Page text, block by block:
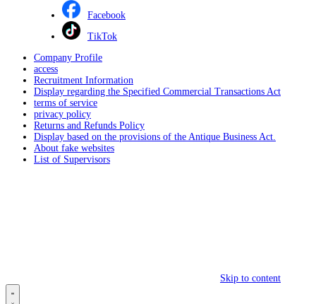
Facebook
TikTok
Company Profile
access
Recruitment Information
Display regarding the Specified Commercial Transactions Act
terms of service
privacy policy
Returns and Refunds Policy
Display based on the provisions of the Antique Business Act.
About fake websites
List of Supervisors
Skip to content